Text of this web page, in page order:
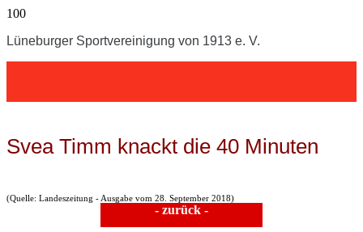
Lüneburger Sportvereinigung von 1913 e. V.
Svea Timm knackt die 40 Minuten
(Quelle: Landeszeitung - Ausgabe vom 28. September 2018)
- zurück -